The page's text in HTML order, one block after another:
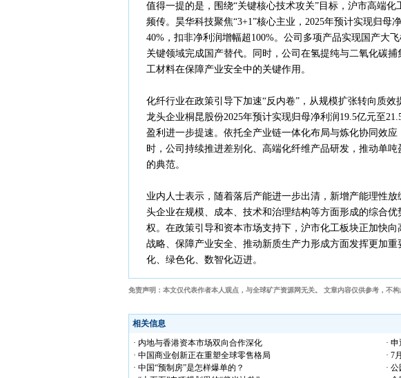
值得一提的是，围绕“关键核心技术攻关”目标，沪市高端
频传。昊华科技聚焦“3+1”核心主业，2025年预计实现归母
40%，扣非净利润增幅超100%。公司多项产品实现国产大
关键领域完成国产替代。同时，公司在氢提纯与二氧化碳
工材料在保障产业安全中的关键作用。
化纤行业在政策引导下加速“反内卷”，从规模扩张转向质
龙头企业桐昆股份2025年预计实现归母净利润19.5亿元至
盈利进一步提速。依托全产业链一体化布局与炼化协同效
时，公司持续推进差别化、高端化纤维产品研发，推动单
的典范。
业内人士表示，随着落后产能进一步出清，新增产能理性
头企业在规模、成本、技术和治理结构等方面形成的综合
权。在政策引导和资本市场支持下，沪市化工板块正加快
战略、保障产业安全、推动新质生产力形成方面发挥更加
化、绿色化、数智化迈进。
免责声明：本文仅代表作者本人观点，与全球矿产资源网无关。 文章内容仅供参考，不
相关信息
· 内地与香港资本市场双向合作深化
·
· 中国商业创新正在重塑全球零售格局
· 7
· 中国“预制房”是怎样爆单的？
·